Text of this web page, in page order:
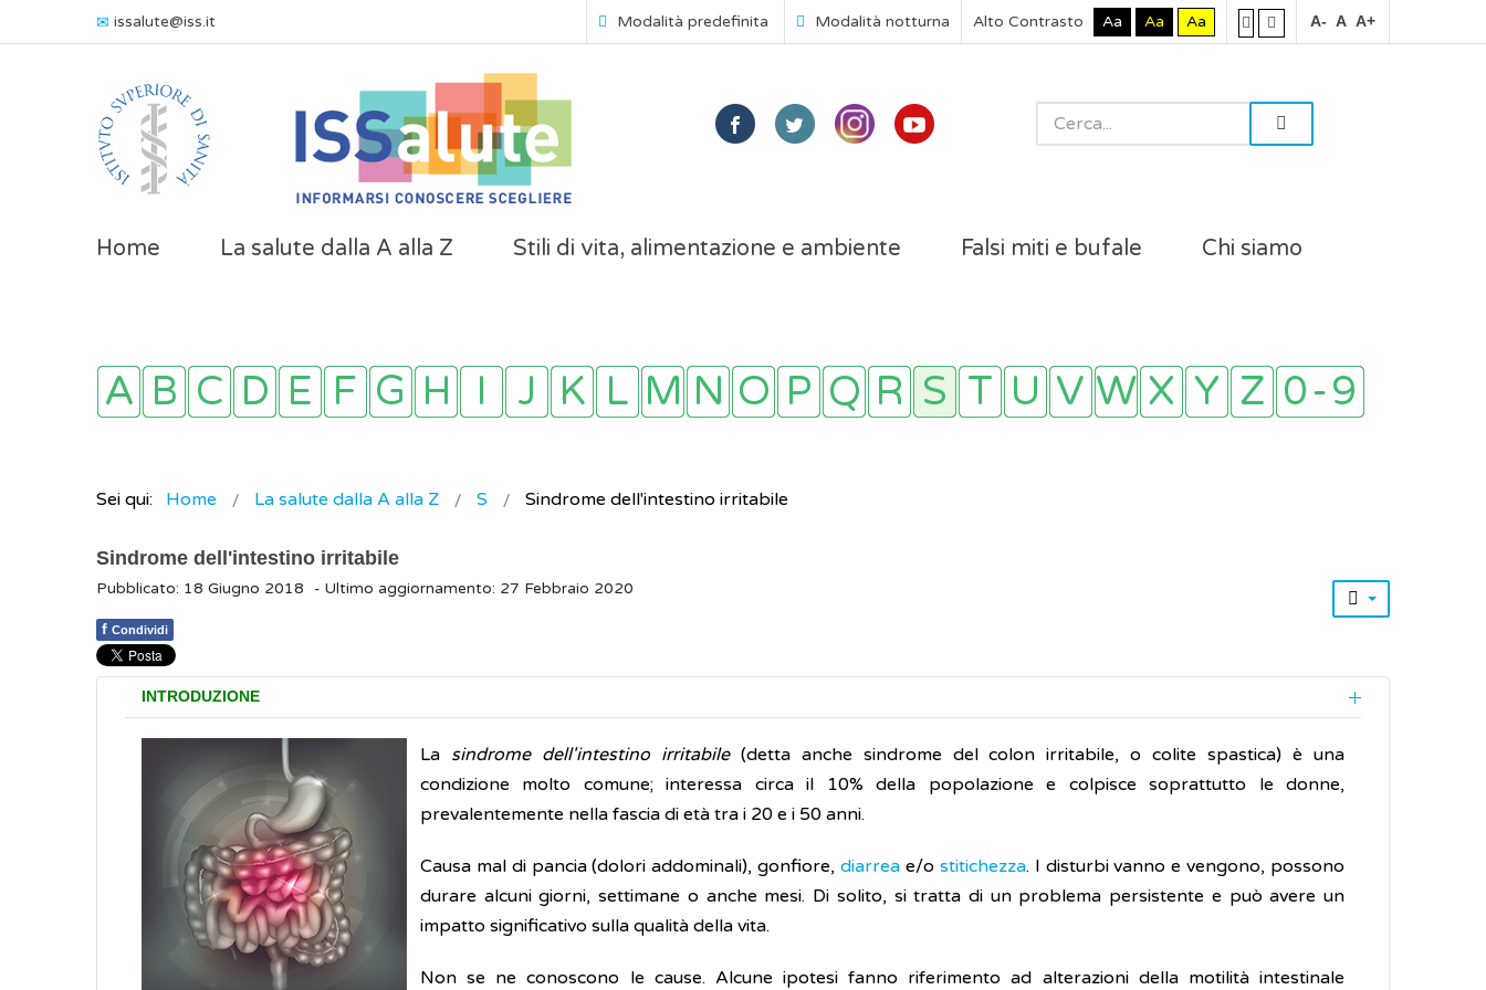
issalute@iss.it Modalità predefinita Modalità notturna Alto Contrasto Aa Aa Aa A- A A+
Home La salute dalla A alla Z Stili di vita, alimentazione e ambiente Falsi miti e bufale Chi siamo
Sei qui: Home La salute dalla A alla Z S Sindrome dell'intestino irritabile
Sindrome dell'intestino irritabile
Pubblicato: 18 Giugno 2018 - Ultimo aggiornamento: 27 Febbraio 2020
f Condividi
INTRODUZIONE
La sindrome dell'intestino irritabile(detta anche sindrome del colon irritabile, o colite spastica) è una
condizione molto comune; interessa circa il 10% della popolazione e colpisce soprattutto le donne,
prevalentemente nella fascia di età tra i 20 e i 50 anni.
Causa mal di pancia (dolori addominali), gonfiore,diarrea e/o stitichezza. I disturbi vanno e vengono, possono
durare alcuni giorni, settimane o anche mesi. Di solito, si tratta di un problema persistente e può avere un
impatto significativo sulla qualità della vita.
Non se ne conoscono le cause. Alcune ipotesi fanno riferimento ad alterazioni della motilità intestinale